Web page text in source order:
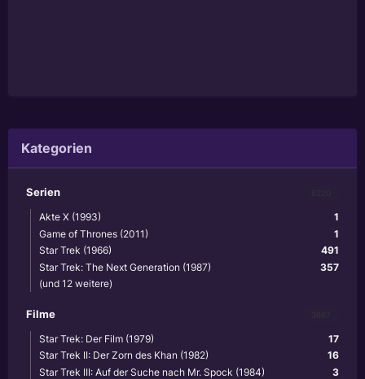
Kategorien
Serien
1
Akte X (1993)
1
Game of Thrones (2011)
491
Star Trek (1966)
357
Star Trek: The Next Generation (1987)
(und 12 weitere)
Filme
17
Star Trek: Der Film (1979)
16
Star Trek II: Der Zorn des Khan (1982)
3
Star Trek III: Auf der Suche nach Mr. Spock (1984)